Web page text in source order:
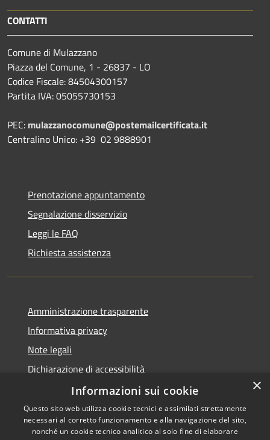
CONTATTI
Comune di Mulazzano
Piazza del Comune, 1 - 26837 - LO
Codice Fiscale: 84504300157
Partita IVA: 05055730153
PEC: mulazzanocomune@postemailcertificata.it
Centralino Unico: +39 02 9888901
Prenotazione appuntamento
Segnalazione disservizio
Leggi le FAQ
Richiesta assistenza
Amministrazione trasparente
Informativa privacy
Note legali
Dichiarazione di accessibilità
Obiettivi di accessibilità
×
Informazioni sui cookie
Questo sito web utilizza cookie tecnici e assimilati strettamente
necessari al corretto funzionamento e alla navigazione del sito,
nonché un cookie tecnico analitico al solo fine di elaborare